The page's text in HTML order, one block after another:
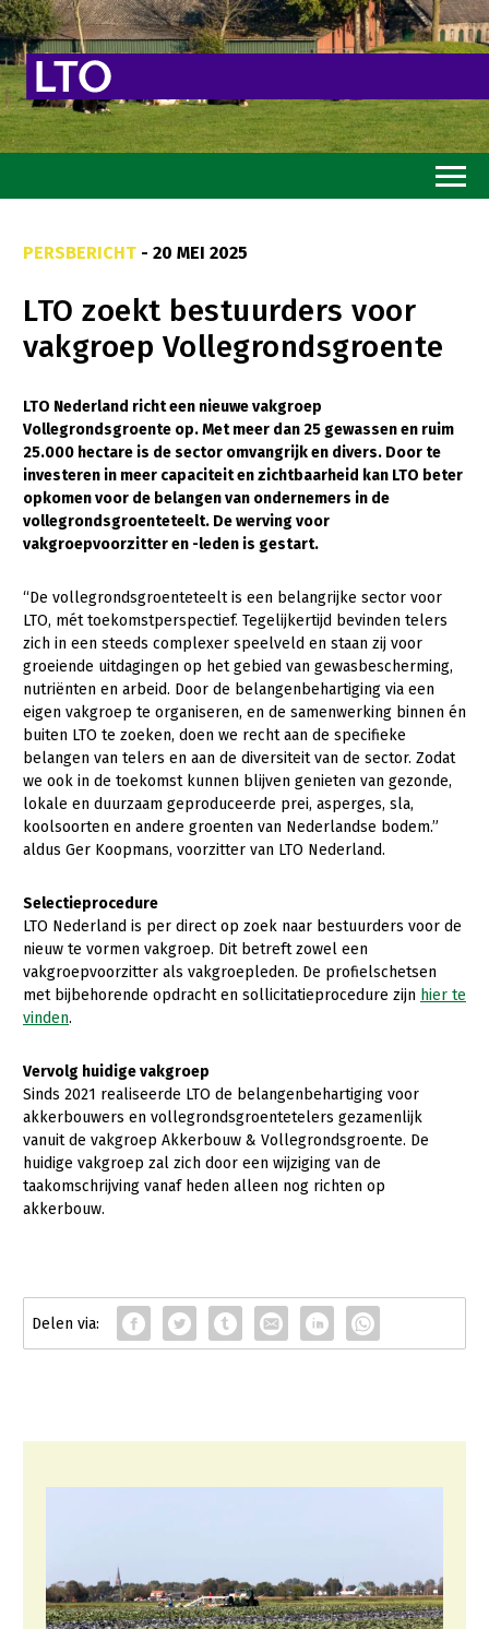
Goed eten
Mooi groen
Sterk ondernemerschap
Transitiepaden
Thema’s
Gezonde planten
Natuur, klimaat en energie
Bodem en water
Platteland en omgeving
Mens, ondernemerschap en onderwijs
Internationaal
Sectoren
Dier
Biologische Landbouw
Geitenhouderij
Kalverhouderij
Paardenhouderij
Pluimveehouderij
Schapenhouderij
Varkenshouderij
Plant
Akkerbouw
Biologische Landbouw
Fruitteelt
Glastuinbouw
Paddenstoelen
Vollegrondsgroente
Multifunctionele landbouw
Multifunctioneel
Onderwerpen
Nieuws
Nieuwsabonnement
Webinars
Over LTO
LTO Nederland
Medewerkers
Vacatures
PERSBERICHT - 20 MEI 2025
LTO zoekt bestuurders voor
vakgroep Vollegrondsgroente
LTO Nederland richt een nieuwe vakgroep
Vollegrondsgroente op. Met meer dan 25 gewassen en ruim
25.000 hectare is de sector omvangrijk en divers. Door te
investeren in meer capaciteit en zichtbaarheid kan LTO beter
opkomen voor de belangen van ondernemers in de
vollegrondsgroenteteelt. De werving voor
vakgroepvoorzitter en -leden is gestart.
“De vollegrondsgroenteteelt is een belangrijke sector voor
LTO, mét toekomstperspectief. Tegelijkertijd bevinden telers
zich in een steeds complexer speelveld en staan zij voor
groeiende uitdagingen op het gebied van gewasbescherming,
nutriënten en arbeid. Door de belangenbehartiging via een
eigen vakgroep te organiseren, en de samenwerking binnen én
buiten LTO te zoeken, doen we recht aan de specifieke
belangen van telers en aan de diversiteit van de sector. Zodat
we ook in de toekomst kunnen blijven genieten van gezonde,
lokale en duurzaam geproduceerde prei, asperges, sla,
koolsoorten en andere groenten van Nederlandse bodem.”
aldus Ger Koopmans, voorzitter van LTO Nederland.
Selectieprocedure
LTO Nederland is per direct op zoek naar bestuurders voor de
nieuw te vormen vakgroep. Dit betreft zowel een
vakgroepvoorzitter als vakgroepleden. De profielschetsen
met bijbehorende opdracht en sollicitatieprocedure zijn hier te
vinden.
Vervolg huidige vakgroep
Sinds 2021 realiseerde LTO de belangenbehartiging voor
akkerbouwers en vollegrondsgroentetelers gezamenlijk
vanuit de vakgroep Akkerbouw & Vollegrondsgroente. De
huidige vakgroep zal zich door een wijziging van de
taakomschrijving vanaf heden alleen nog richten op
akkerbouw.